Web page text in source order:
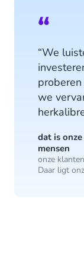
“We
we
dat is
mensen
onze
Daar ligt